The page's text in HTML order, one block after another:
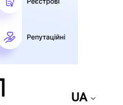
UA